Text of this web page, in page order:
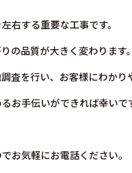
右する重要な工事です。
の品質が大きく変わります。
査を行い、お客様にわかり
お手伝いができれば幸いで
お気軽にお電話ください。